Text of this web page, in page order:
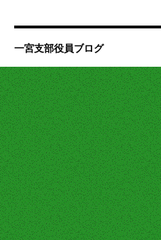
一宮支部役員ブログ